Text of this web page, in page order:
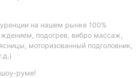
на нашем рынке 100%
подогрев, вибро массаж,
моторизованный подголовник,
шоу-руме!